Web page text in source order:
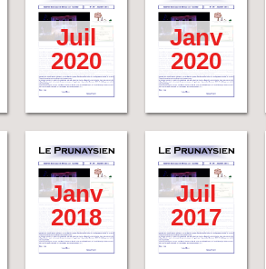
Juil
2020
Janv
2020
Janv
2018
Juil
2017